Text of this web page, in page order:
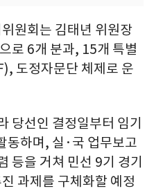
원회는 김태년 위원장
로 6개 분과, 15개 특별
도정자문단 체제로 운
당선인 결정일부터 임기
동하며, 실·국 업무보고
등을 거쳐 민선 9기 경기
과제를 구체화할 예정